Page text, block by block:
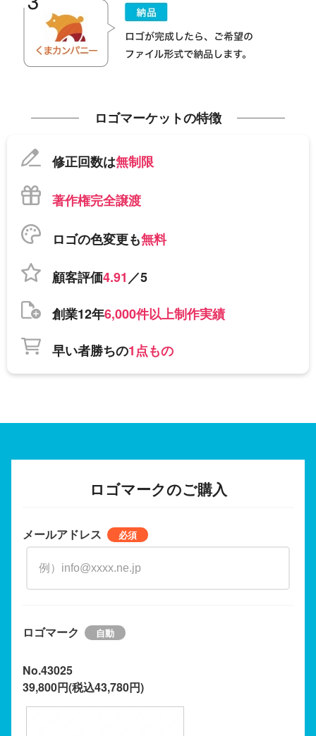
ロゴマーケットの特徴
修正回数は無制限
著作権完全譲渡
ロゴの色変更も無料
顧客評価4.91／5
創業12年6,000件以上制作実績
早い者勝ちの1点もの
ロゴマークのご購入
メールアドレス
ロゴマーク
No.43025
39,800円(税込43,780円)